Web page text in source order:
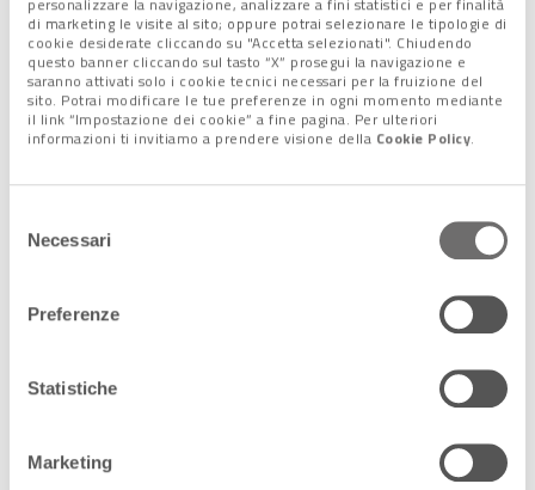
di marketing le visite al sito; oppure potrai selezionare le tipologie di
cookie desiderate cliccando su "Accetta selezionati". Chiudendo
questo banner cliccando sul tasto “X” prosegui la navigazione e
saranno attivati solo i cookie tecnici necessari per la fruizione del
sito. Potrai modificare le tue preferenze in ogni momento mediante
il link “Impostazione dei cookie” a fine pagina. Per ulteriori
informazioni ti invitiamo a prendere visione della Cookie Policy.
delNecessari
Preferenze
Statistiche
Marketing
Mare e monti, stessi divieti
In montagna non ci sono conchiglie da raccogliere ma molto
spesso siamo portati a farlo con
, oltre che con i
Ebbene, anche per molti di loro vale lo stesso divieto: devono
Solo per alcune specie è possibile la raccolta previa precisa
autorizzazione